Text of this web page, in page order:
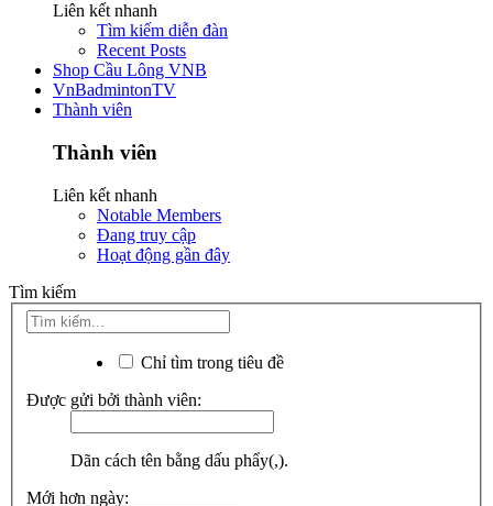
Liên kết nhanh
Tìm kiếm diễn đàn
Recent Posts
Shop Cầu Lông VNB
VnBadmintonTV
Thành viên
Thành viên
Liên kết nhanh
Notable Members
Đang truy cập
Hoạt động gần đây
Tìm kiếm
Chỉ tìm trong tiêu đề
Được gửi bởi thành viên:
Dãn cách tên bằng dấu phẩy(,).
Mới hơn ngày: